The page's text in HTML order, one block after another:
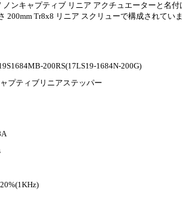
ノンキャプティブ リニア アクチュエーターと名
200mm Tr8x8 リニア スクリューで構成されてい
200RS(17LS19-1684N-200G)
プティブリニアステッパー